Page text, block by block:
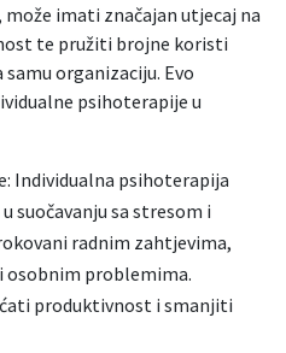
imati značajan utjecaj na
te pružiti brojne koristi
organizaciju. Evo
psihoterapije u
Individualna psihoterapija
suočavanju sa stresom i
radnim zahtjevima,
osobnim problemima.
produktivnost i smanjiti